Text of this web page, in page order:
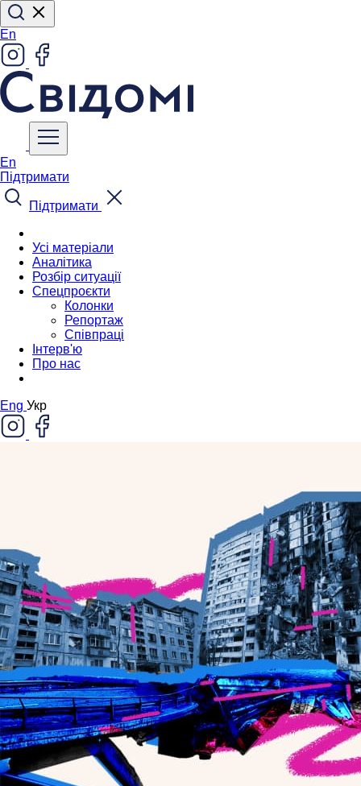
En
En
Підтримати
Підтримати
Усі матеріали
Аналітика
Розбір ситуації
Спецпроєкти
Колонки
Репортаж
Співпраці
Інтерв'ю
Про нас
Eng Укр